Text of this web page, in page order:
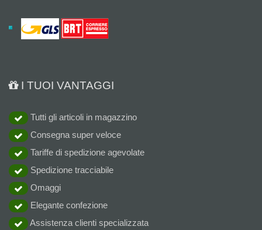
I TUOI VANTAGGI
Tutti gli articoli in magazzino
Consegna super veloce
Tariffe di spedizione agevolate
Spedizione tracciabile
Omaggi
Elegante confezione
Assistenza clienti specializzata